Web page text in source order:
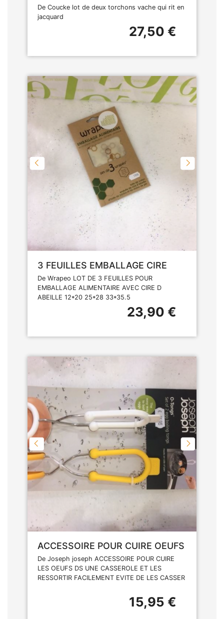
De Coucke lot de deux torchons vache qui rit en
jacquard
27,50 €
3 FEUILLES EMBALLAGE CIRE
De Wrapeo LOT DE 3 FEUILLES POUR
EMBALLAGE ALIMENTAIRE AVEC CIRE D
ABEILLE 12*20 25*28 33*35.5
23,90 €
ACCESSOIRE POUR CUIRE OEUFS
De Joseph joseph ACCESSOIRE POUR CUIRE
LES OEUFS DS UNE CASSEROLE ET LES
RESSORTIR FACILEMENT EVITE DE LES CASSER
15,95 €